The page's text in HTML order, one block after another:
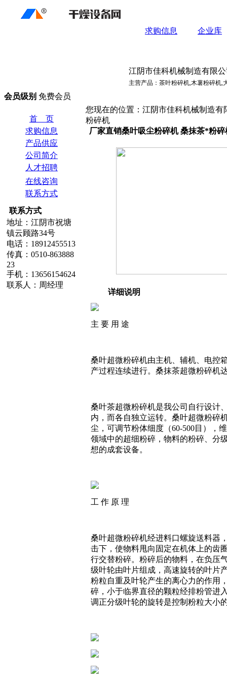
求购信息 企业库
江阴市佳科机械制造有限
主营产品：茶叶粉碎机,木薯粉碎机
会员级别 免费会员
首 页
求购信息
产品供应
公司简介
人才招聘
在线咨询
联系方式
联系方式
地址：江阴市祝塘
镇云顾路34号
电话：18912455513
传真：0510-863888
23
手机：13656154624
联系人：周经理
您现在的位置：江阴市佳科机械制造
粉碎机
厂家直销桑叶吸尘粉碎机 桑抹茶*粉
详细说明
主 要 用 途
桑叶超微粉碎机由主机、辅机、电控
产过程连续进行。桑抹茶超微粉碎机
桑叶茶超微粉碎机是我公司自行设计
内，而各自独立运转。桑叶超微粉碎
尘，可调节粉体细度（60-500目），
领域中的超细粉碎，物料的粉碎、分
想的成套设备。
工 作 原 理
桑叶超微粉碎机经进料口螺旋送料器
击下，使物料甩向固定在机体上的齿
行交替粉碎。粉碎后的物料，在负压
级叶轮由叶片组成，高速旋转的叶片
粉粒自重及叶轮产生的离心力的作用
碎，小于临界直径的颗粒经排粉管进
调正分级叶轮的旋转是控制粉粒大小